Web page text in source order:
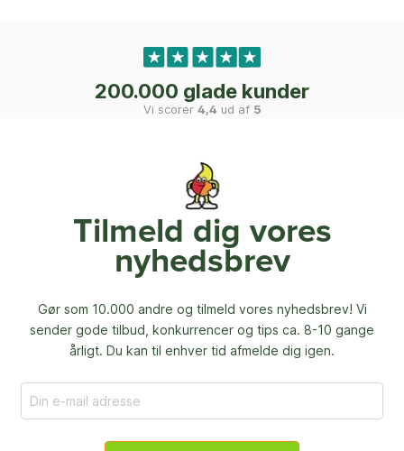
200.000 glade kunder
Vi scorer 4,4 ud af 5
Tilmeld dig vores
nyhedsbrev
Gør som 10.000 andre og tilmeld vores nyhedsbrev! Vi
sender gode tilbud, konkurrencer og tips ca. 8-10 gange
årligt. Du kan til enhver tid afmelde dig igen.